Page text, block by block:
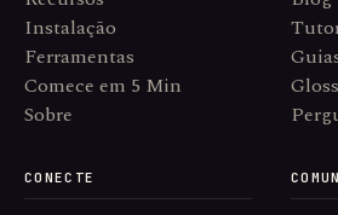
Instalação
Ferramentas
Comece em 5 Min
Sobre
CONECTE